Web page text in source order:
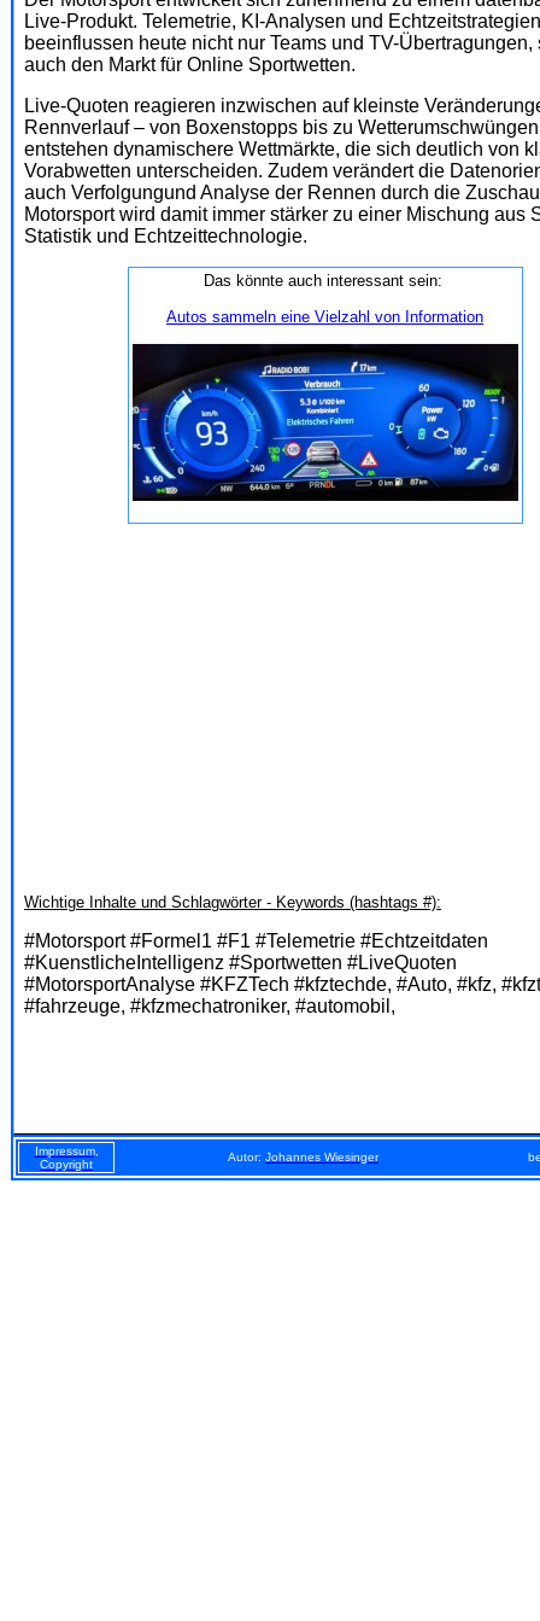
Live-Produkt. Telemetrie, KI-Analysen und Echtzeitstrategien
beeinflussen heute nicht nur Teams und TV-Übertragungen,
auch den Markt für Online Sportwetten.
Live-Quoten reagieren inzwischen auf kleinste
Rennverlauf – von Boxenstopps bis zu
entstehen dynamischere Wettmärkte, die sich deutlich von
Vorabwetten unterscheiden. Zudem verändert die
auch Verfolgungund Analyse der Rennen durch die
Motorsport wird damit immer stärker zu einer Mischung aus
Statistik und Echtzeittechnologie.
Das könnte auch interessant sein:
Autos sammeln eine Vielzahl von Information
Wichtige Inhalte und Schlagwörter - Keywords (hashtags #):
#Motorsport #Formel1 #F1 #Telemetrie #Echtzeitdaten
#KuenstlicheIntelligenz #Sportwetten #LiveQuoten
#MotorsportAnalyse #KFZTech #kfztechde, #Auto, #kfz,
#fahrzeuge, #kfzmechatroniker, #automobil,
Impressum,
Copyright
Autor: Johannes Wiesinger